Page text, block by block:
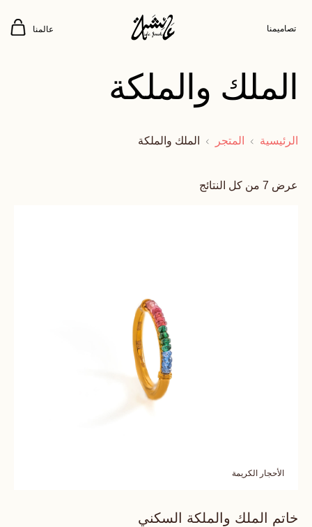
تصاميمنا عالمنا
الملك والملكة
الرئيسية المتجر الملك والملكة
عرض ⁦7⁩ من كل النتائج
الأحجار الكريمة
خاتم الملك والملكة السكني